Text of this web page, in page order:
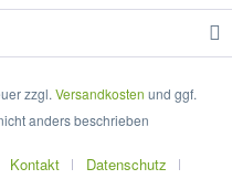
zzgl. Versandkosten und ggf.
anders beschrieben
Kontakt
Datenschutz